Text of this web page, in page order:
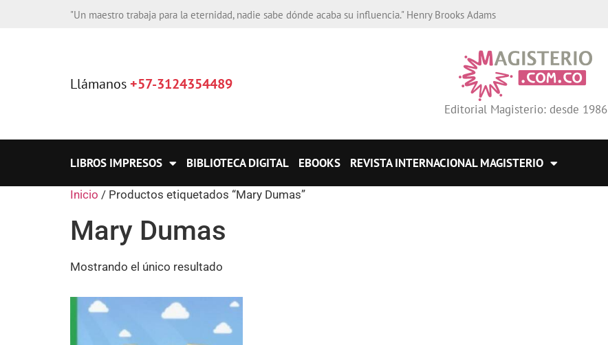
"Un maestro trabaja para la eternidad, nadie sabe dónde acaba su influencia." Henry Brooks Adams
Llámanos+57-3124354489
Editorial Magisterio: desde 1986
LIBROS IMPRESOS BIBLIOTECA DIGITAL EBOOKS REVISTA INTERNACIONAL MAGISTERIO
Inicio / Productos etiquetados “Mary Dumas”
Mary Dumas
Mostrando el único resultado